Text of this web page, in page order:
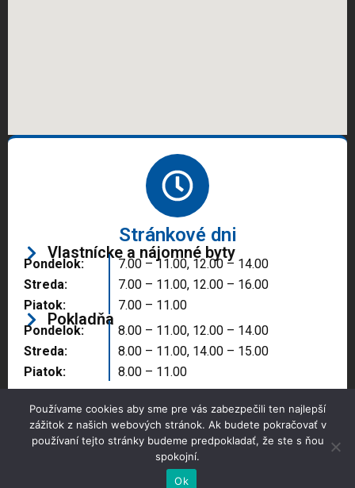
Stránkové dni
Vlastnícke a nájomné byty
Pondelok:
Streda:
Piatok:
7.00 – 11.00, 12.00 – 14.00
7.00 – 11.00, 12.00 – 16.00
7.00 – 11.00
Pokladňa
Pondelok:
Streda:
Piatok:
8.00 – 11.00, 12.00 – 14.00
8.00 – 11.00, 14.00 – 15.00
8.00 – 11.00
Copyright © 2025 Správa majetku mesta, n.o.,
Partizánske
Používame cookies aby sme pre vás zabezpečili ten najlepší
zážitok z našich webových stránok. Ak budete pokračovať v
používaní tejto stránky budeme predpokladať, že ste s ňou
spokojní.
Ok